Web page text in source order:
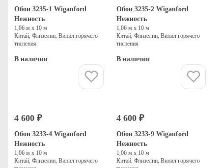
Обои 3235-1 Wiganford
Нежность
1,06 м х 10 м
Китай, Флизелин, Винил горячего
тиснения
В наличии
Обои 3235-2 Wiganford
Нежность
1,06 м х 10 м
Китай, Флизелин, Винил горячего
тиснения
В наличии
4 600 ₽
Обои 3233-4 Wiganford
Нежность
1,06 м х 10 м
Китай, Флизелин, Винил горячего
4 600 ₽
Обои 3233-9 Wiganford
Нежность
1,06 м х 10 м
Китай, Флизелин, Винил горячего